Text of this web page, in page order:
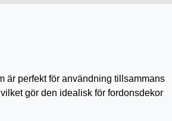
är perfekt för användning tillsammans
gör den idealisk för fordonsdekor